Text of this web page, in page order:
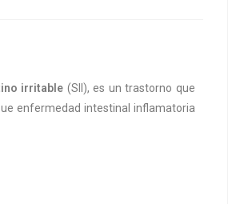
irritable (SII), es un trastorno que
enfermedad intestinal inflamatoria